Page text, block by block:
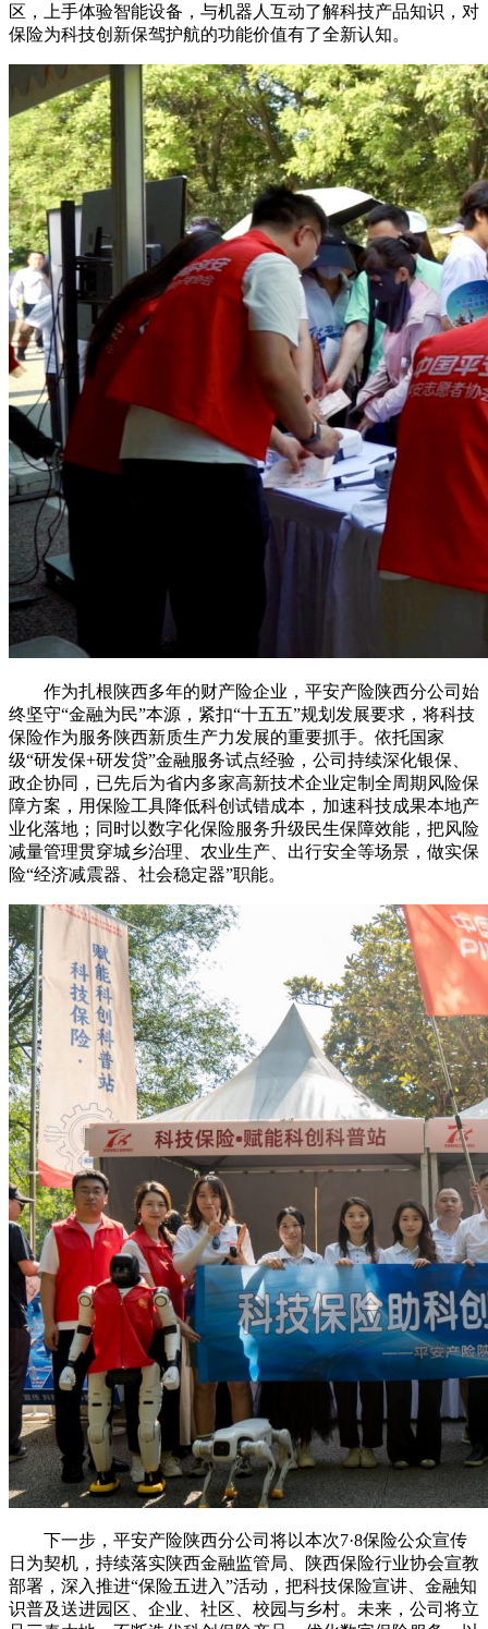
区，上手体验智能设备，与机器人互动了解科技产品知识，对
保险为科技创新保驾护航的功能价值有了全新认知。
作为扎根陕西多年的财产险企业，平安产险陕西分公司始
终坚守“金融为民”本源，紧扣“十五五”规划发展要求，将科技
保险作为服务陕西新质生产力发展的重要抓手。依托国家
级“研发保+研发贷”金融服务试点经验，公司持续深化银保、
政企协同，已先后为省内多家高新技术企业定制全周期风险保
障方案，用保险工具降低科创试错成本，加速科技成果本地产
业化落地；同时以数字化保险服务升级民生保障效能，把风险
减量管理贯穿城乡治理、农业生产、出行安全等场景，做实保
险“经济减震器、社会稳定器”职能。
下一步，平安产险陕西分公司将以本次7·8保险公众宣传
日为契机，持续落实陕西金融监管局、陕西保险行业协会宣教
部署，深入推进“保险五进入”活动，把科技保险宣讲、金融知
识普及送进园区、企业、社区、校园与乡村。未来，公司将立